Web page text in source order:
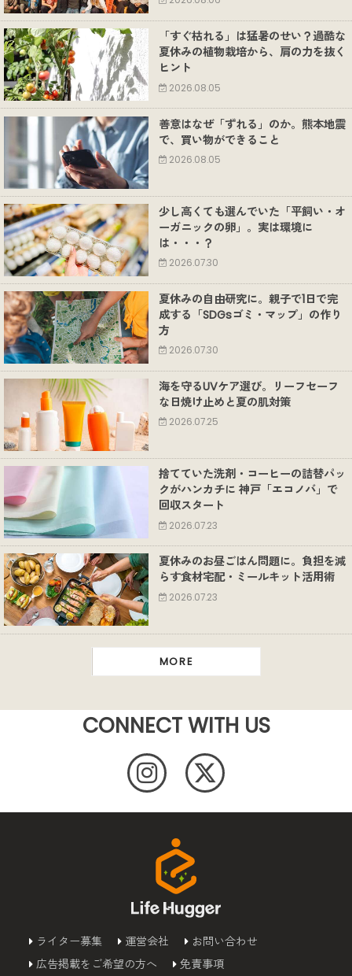
「すぐ枯れる」は猛暑のせい？過酷な
夏休みの植物栽培から、肩の力を抜く
ヒント
2026.08.05
善意はなぜ「ずれる」のか。熊本地震
で、買い物ができること
2026.08.05
少し高くても選んでいた「平飼い・オ
ーガニックの卵」。実は環境に
は・・・？
2026.07.30
夏休みの自由研究に。親子で1日で完
成する「SDGsゴミ・マップ」の作り
方
2026.07.30
海を守るUVケア選び。リーフセーフ
な日焼け止めと夏の肌対策
2026.07.25
捨てていた洗剤・コーヒーの詰替パッ
クがハンカチに 神戸「エコノバ」で
回収スタート
2026.07.23
夏休みのお昼ごはん問題に。負担を減
らす食材宅配・ミールキット活用術
2026.07.23
MORE
CONNECT WITH US
ライター募集 運営会社
お問い合わせ
広告掲載をご希望の方へ
免責事項